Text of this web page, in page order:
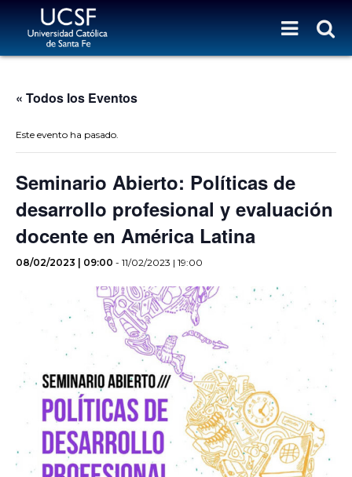
« Todos los Eventos
Este evento ha pasado.
Seminario Abierto: Políticas de
desarrollo profesional y evaluación
docente en América Latina
08/02/2023 | 09:00 - 11/02/2023 | 19:00